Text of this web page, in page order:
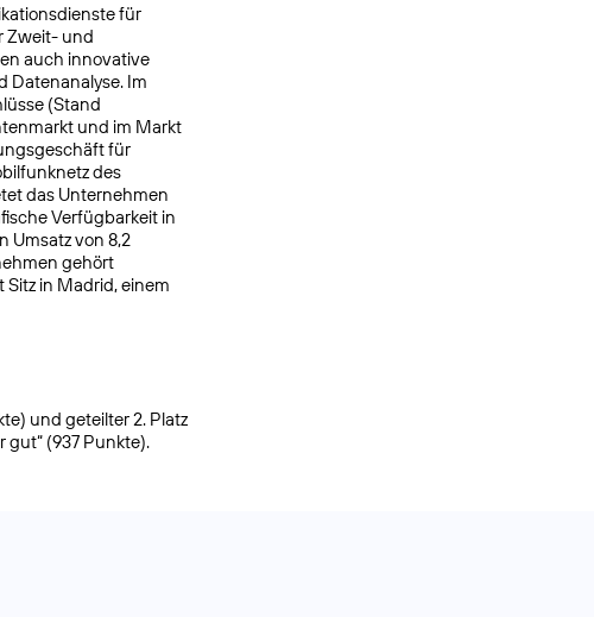
für
Zweit- und
auch innovative
Datenanalyse. Im
(Stand
und im Markt
für
des
das Unternehmen
Verfügbarkeit in
Umsatz von 8,2
gehört
in Madrid, einem
und geteilter 2. Platz
gut“ (937 Punkte).